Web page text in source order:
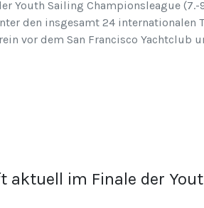
Youth Sailing Championsleague (7.-
den insgesamt 24 internationalen
vor dem San Francisco Yachtclub
aktuell im Finale der